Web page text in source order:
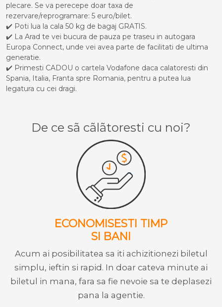
plecare. Se va perecepe doar taxa de
rezervare/reprogramare: 5 euro/bilet.
✔️ Poti lua la cala 50 kg de bagaj GRATIS.
✔️ La Arad te vei bucura de pauza pe traseu in autogara
Europa Connect, unde vei avea parte de facilitati de ultima
generatie.
✔️ Primesti CADOU o cartela Vodafone daca calatoresti din
Spania, Italia, Franta spre Romania, pentru a putea lua
legatura cu cei dragi.
De ce sã cãlãtoresti cu noi?
ECONOMISESTI TIMP
SI BANI
Acum ai posibilitatea sa iti achizitionezi biletul
simplu, ieftin si rapid. In doar cateva minute ai
biletul in mana, fara sa fie nevoie sa te deplasezi
pana la agentie.